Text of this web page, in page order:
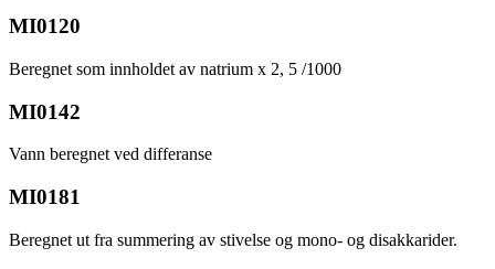
MI0120
Beregnet som innholdet av natrium x 2, 5 /1000
MI0142
Vann beregnet ved differanse
MI0181
Beregnet ut fra summering av stivelse og mono- og disakkarider.